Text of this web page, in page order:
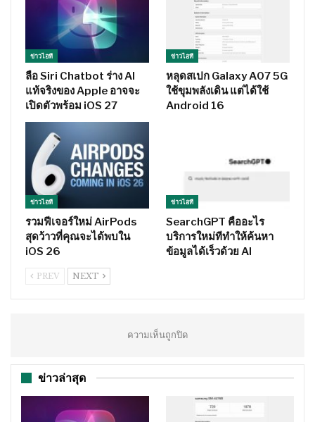
ข่าวไอที
ลือ Siri Chatbot ร่าง AI
แท้จริงของ Apple อาจจะ
เปิดตัวพร้อม iOS 27
ข่าวไอที
หลุดสเปก Galaxy A07 5G
ใช้ขุมพลังเดิน แต่ได้ใช้
Android 16
ข่าวไอที
รวมฟีเจอร์ใหม่ AirPods
สุดว้าวที่คุณจะได้พบใน
iOS 26
ข่าวไอที
SearchGPT คืออะไร
บริการใหม่ทีทำให้ค้นหา
ข้อมูลได้เร็วด้วย AI
PREV NEXT
ความเห็นถูกปิด
ข่าวล่าสุด